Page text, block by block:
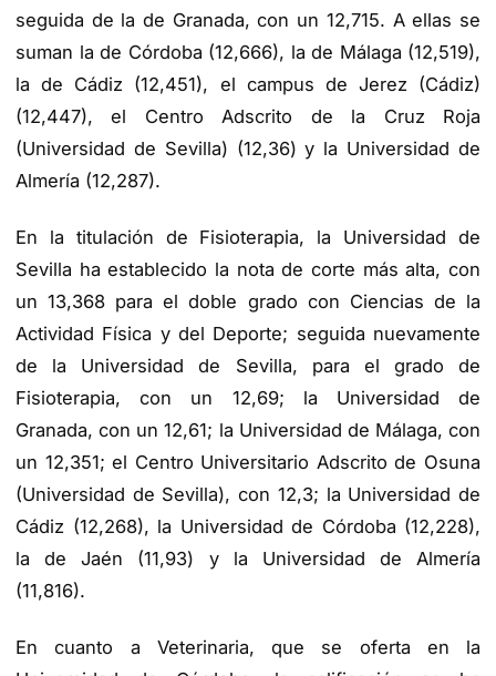
seguida de la de Granada, con un 12,715. A ellas se
suman la de Córdoba (12,666), la de Málaga (12,519),
la de Cádiz (12,451), el campus de Jerez (Cádiz)
(12,447), el Centro Adscrito de la Cruz Roja
(Universidad de Sevilla) (12,36) y la Universidad de
Almería (12,287).
En la titulación de Fisioterapia, la Universidad de
Sevilla ha establecido la nota de corte más alta, con
un 13,368 para el doble grado con Ciencias de la
Actividad Física y del Deporte; seguida nuevamente
de la Universidad de Sevilla, para el grado de
Fisioterapia, con un 12,69; la Universidad de
Granada, con un 12,61; la Universidad de Málaga, con
un 12,351; el Centro Universitario Adscrito de Osuna
(Universidad de Sevilla), con 12,3; la Universidad de
Cádiz (12,268), la Universidad de Córdoba (12,228),
la de Jaén (11,93) y la Universidad de Almería
(11,816).
En cuanto a Veterinaria, que se oferta en la